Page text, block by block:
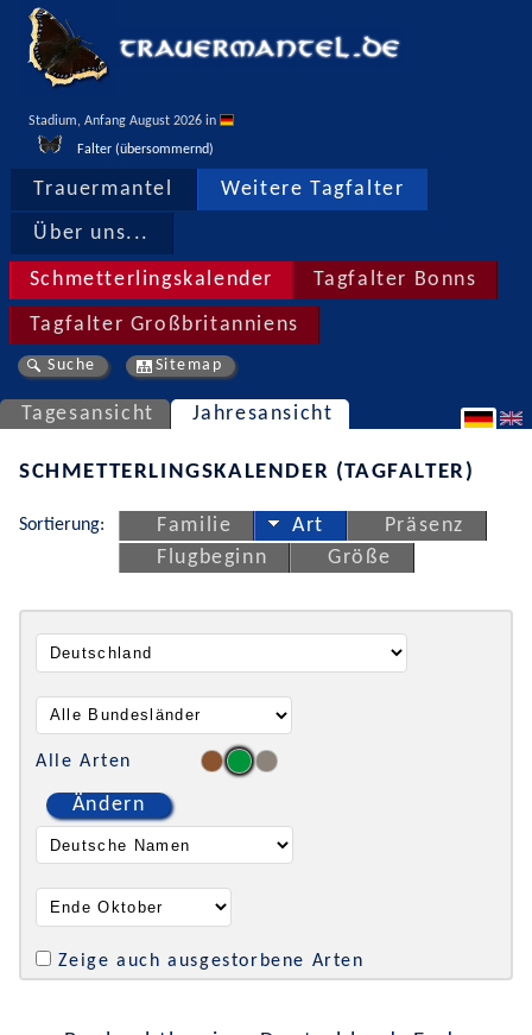
Stadium, Anfang August 2026 in
Falter (übersommernd)
Trauermantel Weitere Tagfalter
Über uns...
Schmetterlingskalender Tagfalter Bonns
Tagfalter Großbritanniens
Suche Sitemap
Tagesansicht Jahresansicht
SCHMETTERLINGSKALENDER (TAGFALTER)
Sortierung: Familie Art
Präsenz
Flugbeginn
Größe
Alle Arten
Ändern
Zeige auch ausgestorbene Arten